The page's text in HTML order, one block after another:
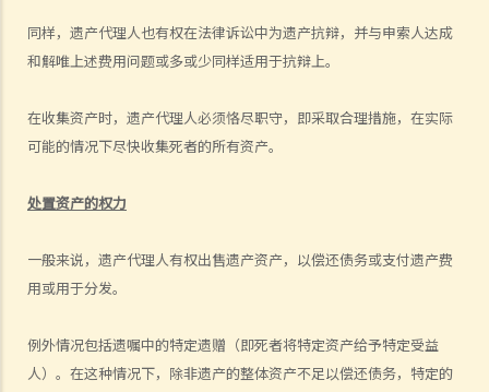
同样，遗产代理人也有权在法律诉讼中为遗产抗辩，并与申索人达成
和解唯上述费用问题或多或少同样适用于抗辩上。
在收集资产时，遗产代理人必须恪尽职守，即采取合理措施，在实际
可能的情况下尽快收集死者的所有资产。
处置资产的权力
一般来说，遗产代理人有权出售遗产资产，以偿还债务或支付遗产费
用或用于分发。
例外情况包括遗嘱中的特定遗赠（即死者将特定资产给予特定受益
人）。在这种情况下，除非遗产的整体资产不足以偿还债务，特定的
4. 立遗嘱人可以同时订立多份遗嘱吗？
5. 立遗嘱人可以在遗嘱中处理他的海外财产吗？
7. 破产人士可以被委任为遗嘱执行人/遗产管理人吗？
9. 如果遗嘱未能遵循法律要求会怎么样？
1. 我有什么方法可以修改我的遗嘱？
2. 什么是遗嘱更改附件？
取得授予遗嘱认证（有遗嘱）与取得授予遗产管理书（无遗嘱）